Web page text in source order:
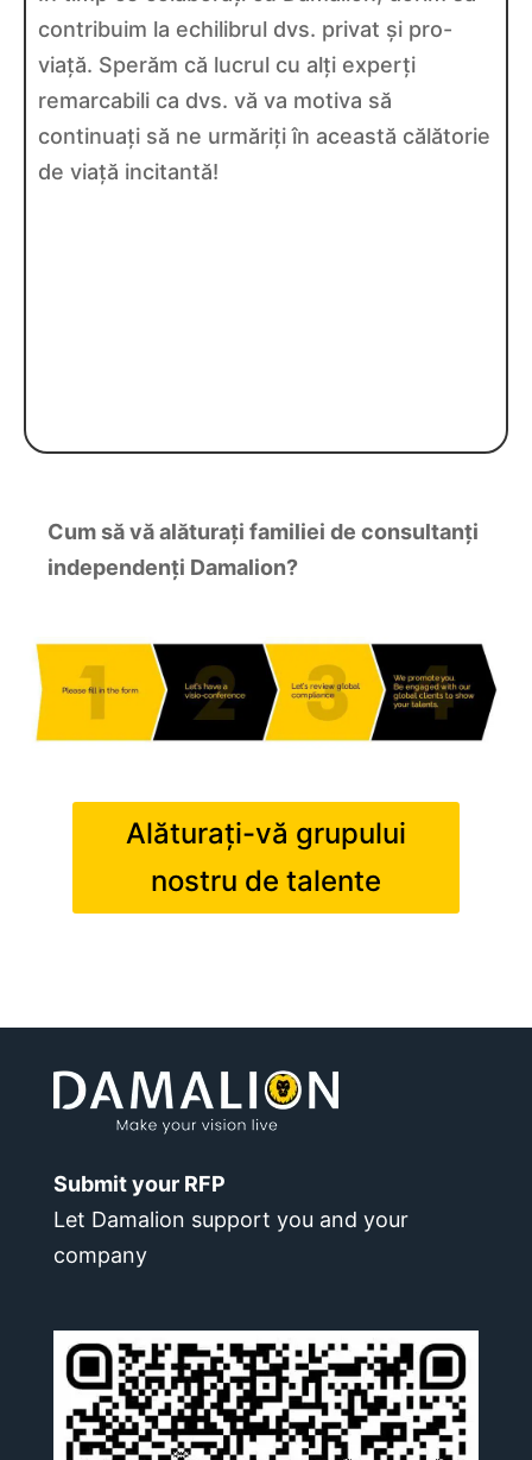
contribuim la echilibrul dvs. privat și pro-
viață. Sperăm că lucrul cu alți experți
remarcabili ca dvs. vă va motiva să
continuați să ne urmăriți în această călătorie
de viață incitantă!
Cum să vă alăturați familiei de consultanți
independenți Damalion?
Alăturați-vă grupului
nostru de talente
Submit your RFP
Let Damalion support you and your
company